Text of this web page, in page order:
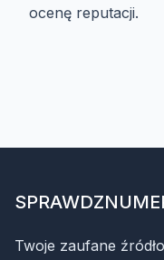
ocenę reputacji.
Twoje zaufane